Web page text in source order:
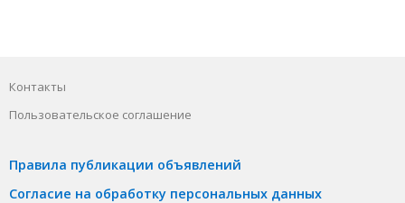
Контакты
Пользовательское соглашение
Правила публикации объявлений
Согласие на обработку персональных данных